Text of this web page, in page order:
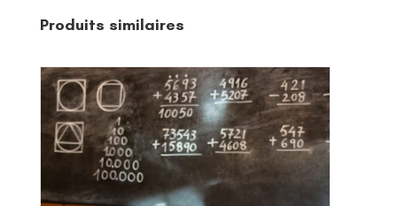
Produits similaires